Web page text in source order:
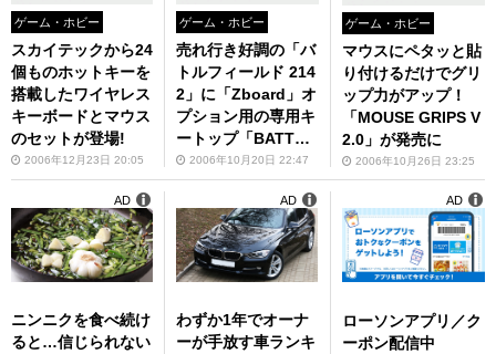
ゲーム・ホビー
スカイテックから24
個ものホットキーを
搭載したワイヤレス
キーボードとマウス
のセットが登場!
2006年12月23日 20:05
ゲーム・ホビー
売れ行き好調の「バ
トルフィールド 214
2」に「Zboard」オ
プション用の専用キ
ートップ「BATTLE
FIELD 2142 LIMITE
D EDITION KEYSE
T」が登場
2006年10月20日 22:47
ゲーム・ホビー
マウスにペタッと貼
り付けるだけでグリ
ップ力がアップ！
「MOUSE GRIPS V
2.0」が発売に
2006年10月26日 23:25
ニンニクを食べ続け
ると…信じられない
AD
わずか1年でオーナ
ーが手放す車ランキ
AD
ローソンアプリ／ク
ーポン配信中
AD